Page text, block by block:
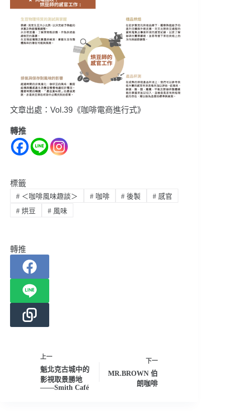
文章出處：Vol.39《咖啡電商進行式》
轉推
標籤
#＜咖啡風味趣談＞ #咖啡 # 後製 # 感官
#烘豆 #風味
轉推
上一
魁北克古城中的
影視取景勝地
——Smith Café
下一
MR.BROWN 伯
朗咖啡